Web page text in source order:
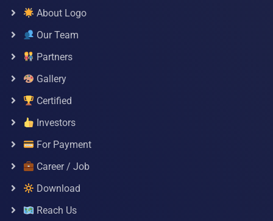
About Logo
Our Team
Partners
Gallery
Certified
Investors
For Payment
Career / Job
Download
Reach Us